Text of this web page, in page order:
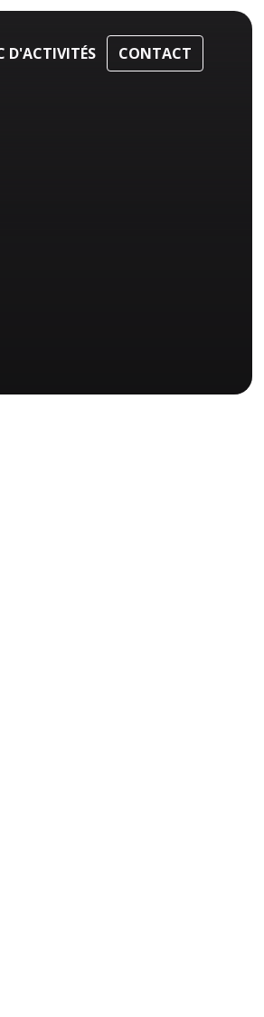
D'ACTIVITÉS CONTACT